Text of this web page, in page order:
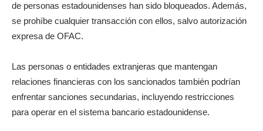
de personas estadounidenses han sido bloqueados. Además,
se prohíbe cualquier transacción con ellos, salvo autorización
expresa de OFAC.
Las personas o entidades extranjeras que mantengan
relaciones financieras con los sancionados también podrían
enfrentar sanciones secundarias, incluyendo restricciones
para operar en el sistema bancario estadounidense.